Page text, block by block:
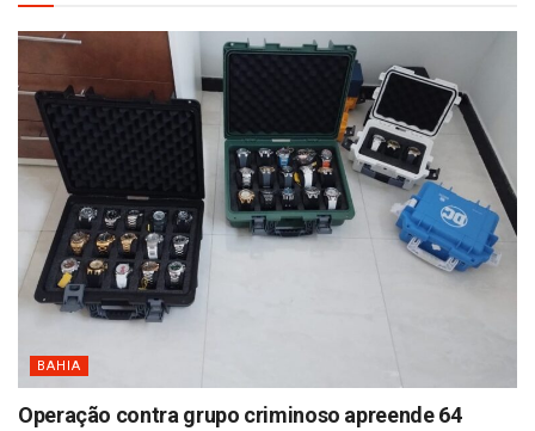
BAHIA
Operação contra grupo criminoso apreende 64